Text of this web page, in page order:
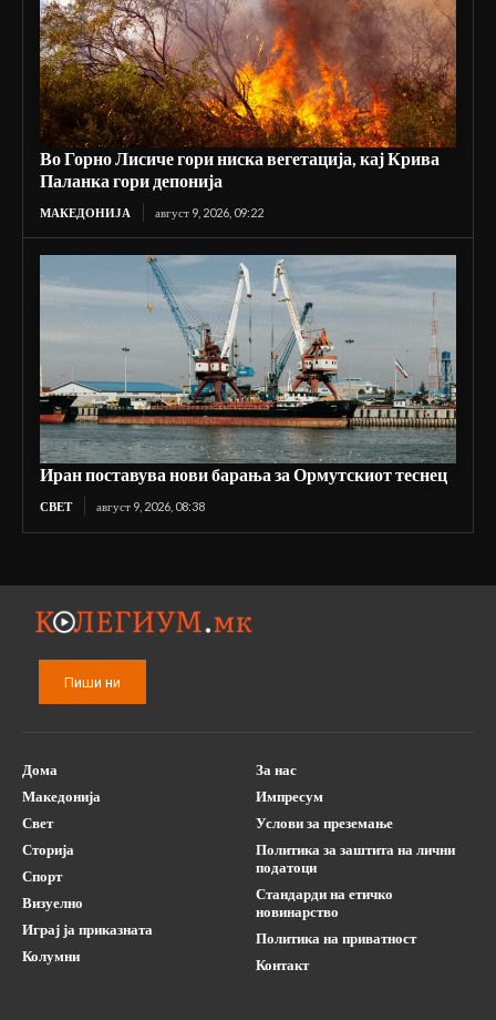
Во Горно Лисиче гори ниска вегетација, кај Крива
Паланка гори депонија
МАКЕДОНИЈА август 9, 2026, 09:22
Иран поставува нови барања за Ормутскиот теснец
СВЕТ август 9, 2026, 08:38
Пиши ни
Дома
Македонија
Свет
Сторија
Спорт
Визуелно
Играј ја приказната
Колумни
За нас
Импресум
Услови за преземање
Политика за заштита на лични
податоци
Стандарди на етичко
новинарство
Политика на приватност
Контакт